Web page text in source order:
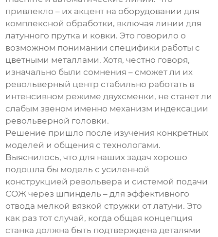
привлекло – их акцент на оборудовании для
комплексной обработки, включая линии для
латунного прутка и ковки. Это говорило о
возможном понимании специфики работы с
цветными металлами. Хотя, честно говоря,
изначально были сомнения – сможет ли их
револьверный центр стабильно работать в
интенсивном режиме двухсменки, не станет ли
слабым звеном именно механизм индексации
револьверной головки.
Решение пришло после изучения конкретных
моделей и общения с технологами.
Выяснилось, что для наших задач хорошо
подошла бы модель с усиленной
конструкцией револьвера и системой подачи
СОЖ через шпиндель – для эффективного
отвода мелкой вязкой стружки от латуни. Это
как раз тот случай, когда общая концепция
станка должна быть подтверждена деталями